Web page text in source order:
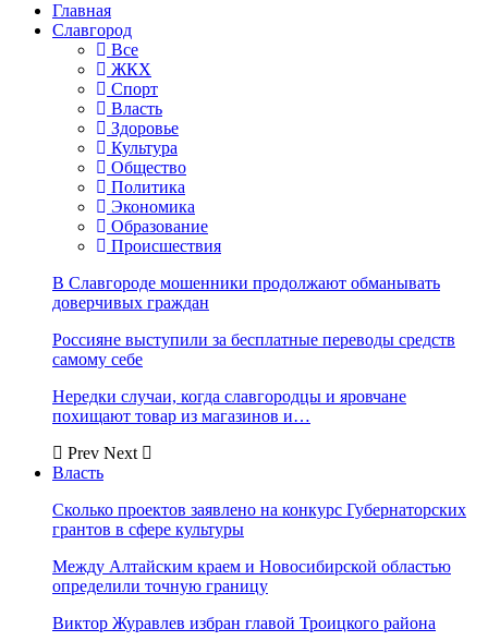
Главная
Славгород
Все
ЖКХ
Спорт
Власть
Здоровье
Культура
Общество
Политика
Экономика
Образование
Происшествия
В Славгороде мошенники продолжают обманывать
доверчивых граждан
Россияне выступили за бесплатные переводы средств
самому себе
Нередки случаи, когда славгородцы и яровчане
похищают товар из магазинов и…
Prev Next
Власть
Сколько проектов заявлено на конкурс Губернаторских
грантов в сфере культуры
Между Алтайским краем и Новосибирской областью
определили точную границу
Виктор Журавлев избран главой Троицкого района